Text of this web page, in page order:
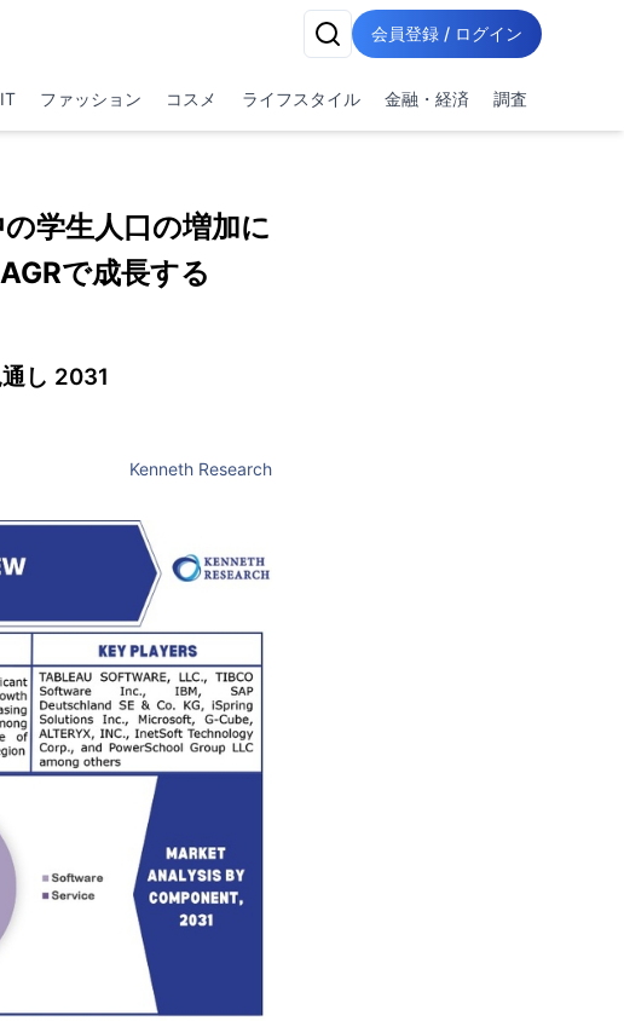
会員登録 / ログイン
ファッション コスメ ライフスタイル 金融・経済 調査
学生人口の増加に
で成長する
し 2031
Kenneth Research